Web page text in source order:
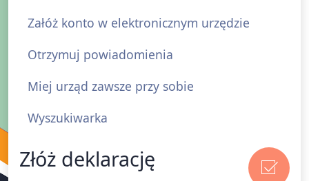
Załóż konto w elektronicznym urzędzie
Otrzymuj powiadomienia
Miej urząd zawsze przy sobie
Wyszukiwarka
Złóż deklarację